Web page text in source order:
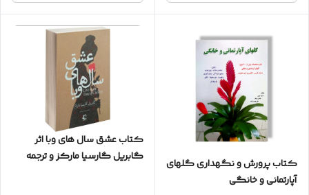
کتاب پرورش و نگهداری گلهای
آپارتمانی و خانگی
کتاب عشق سال های وبا اثر
گابریل گارسیا مارکز و ترجمه